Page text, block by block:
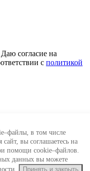
в том числе
вы соглашаетесь на
помощи cookie–файлов.
данных вы можете
Принять и закрыть
согласие на
с политикой